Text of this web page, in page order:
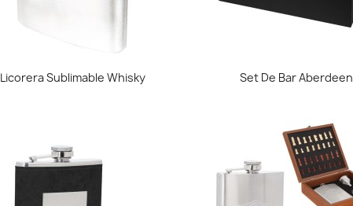
Vista rápida
Licorera Sublimable Whisky Vista rápida
Set De Bar Aberdeen